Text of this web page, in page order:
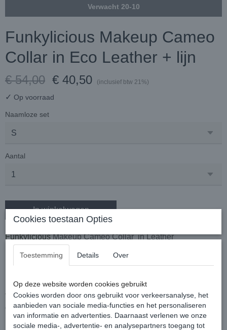
Verwacht 20-10
Funkylicious Makeup Cameo
Collar in Eco Leather + lijn
€ 54,00 € 40,50 (inclusief btw 21%)
✓ Op voorraad
Naamloze set
Aantal
In winkelwagen
FunkyliciousMakeup Cameo Collar in Leather
is soepel, licht, elegant en tot in de puntjes afgewerkt!
Top halsbandje uit eco-leder van het Spaanse
designermerk Funkylicious!
Cookies toestaan Opties
Toestemming Details Over
Op deze website worden cookies gebruikt
Cookies worden door ons gebruikt voor verkeersanalyse, het
aanbieden van sociale media-functies en het personaliseren
van informatie en advertenties. Daarnaast verlenen we onze
sociale media-, advertentie- en analysepartners toegang tot